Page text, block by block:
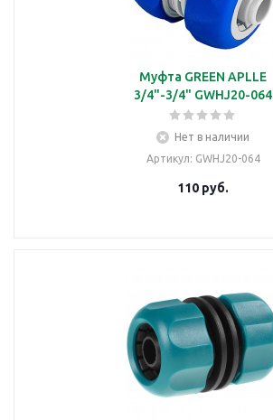
Муфта GREEN APLLE
3/4"-3/4" GWHJ20-064
Нет в наличии
Артикул: GWHJ20-064
110 руб.